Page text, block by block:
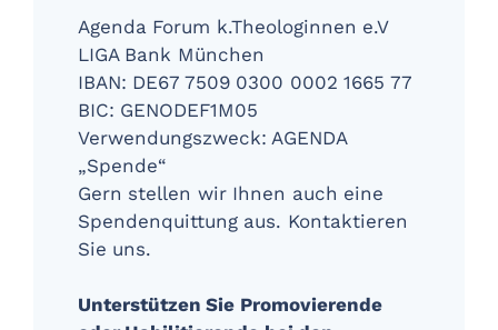
Agenda Forum k.Theologinnen e.V
LIGA Bank München
IBAN: DE67 7509 0300 0002 1665 77
BIC: GENODEF1M05
Verwendungszweck: AGENDA
„Spende“
Gern stellen wir Ihnen auch eine
Spendenquittung aus. Kontaktieren
Sie uns.
Unterstützen Sie Promovierende